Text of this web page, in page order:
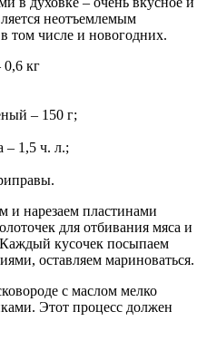
неотъемлемым
том числе и новогодних.
кг
– 150 г;
– 1,5 ч. л.;
и нарезаем пластинами
для отбивания мяса и
кусочек посыпаем
оставляем мариноваться.
с маслом мелко
Этот процесс должен